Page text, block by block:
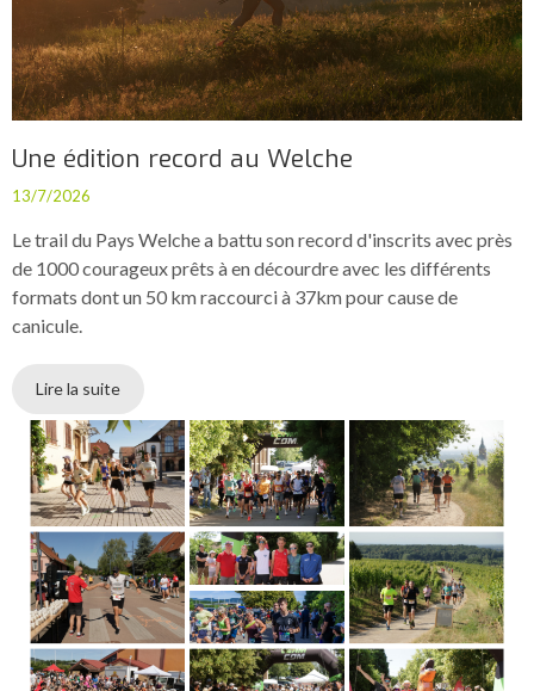
Une édition record au Welche
13/7/2026
Le trail du Pays Welche a battu son record d'inscrits avec près
de 1000 courageux prêts à en décourdre avec les différents
formats dont un 50 km raccourci à 37km pour cause de
canicule.
Lire la suite